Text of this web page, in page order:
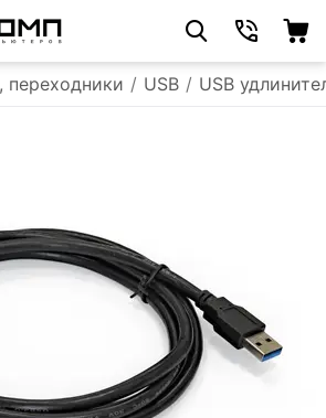
переходники / USB / USB